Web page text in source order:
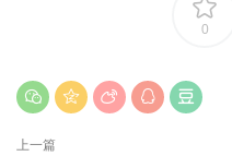
0
上一篇